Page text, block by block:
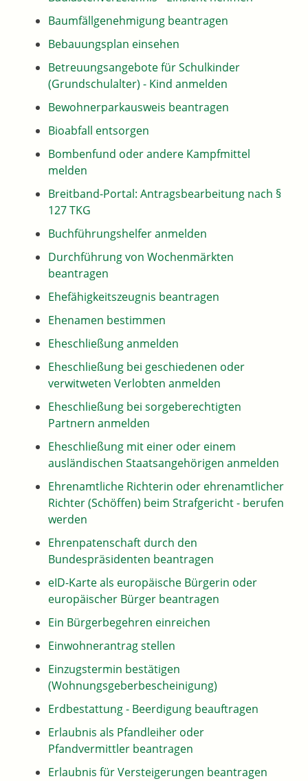
Baumfällgenehmigung beantragen
Bebauungsplan einsehen
Betreuungsangebote für Schulkinder
(Grundschulalter) - Kind anmelden
Bewohnerparkausweis beantragen
Bioabfall entsorgen
Bombenfund oder andere Kampfmittel
melden
Breitband-Portal: Antragsbearbeitung nach §
127 TKG
Buchführungshelfer anmelden
Durchführung von Wochenmärkten
beantragen
Ehefähigkeitszeugnis beantragen
Ehenamen bestimmen
Eheschließung anmelden
Eheschließung bei geschiedenen oder
verwitweten Verlobten anmelden
Eheschließung bei sorgeberechtigten
Partnern anmelden
Eheschließung mit einer oder einem
ausländischen Staatsangehörigen anmelden
Ehrenamtliche Richterin oder ehrenamtlicher
Richter (Schöffen) beim Strafgericht - berufen
werden
Ehrenpatenschaft durch den
Bundespräsidenten beantragen
eID-Karte als europäische Bürgerin oder
europäischer Bürger beantragen
Ein Bürgerbegehren einreichen
Einwohnerantrag stellen
Einzugstermin bestätigen
(Wohnungsgeberbescheinigung)
Erdbestattung - Beerdigung beauftragen
Erlaubnis als Pfandleiher oder
Pfandvermittler beantragen
Erlaubnis für Versteigerungen beantragen